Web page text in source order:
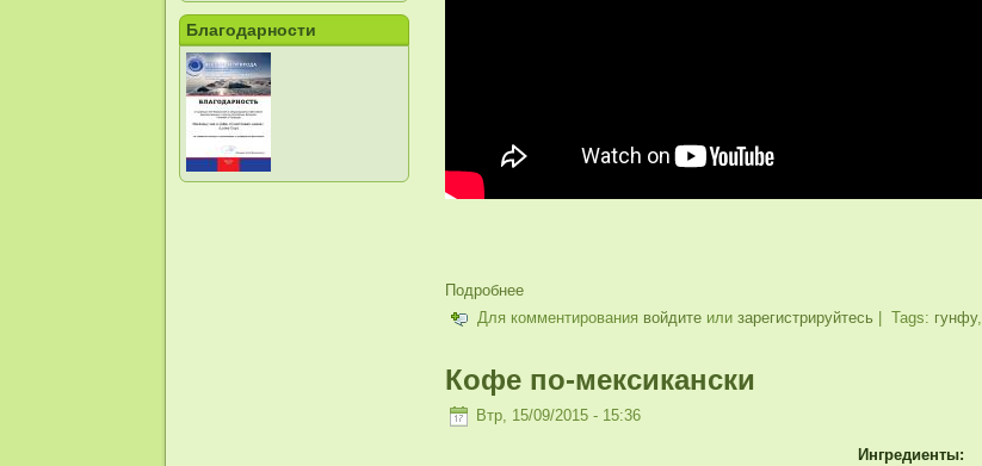
Благодарности
Подробнее
Для комментирования войдитеили зарегистрируйтесь | Tags: гунфу,
Кофе по-мексикански
Втр, 15/09/2015 - 15:36
Ингредиенты: